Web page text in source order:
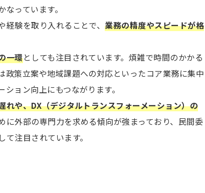
っています。
経験を取り入れることで、業務の精度やスピードが格
一環としても注目されています。煩雑で時間のかかる
政策立案や地域課題への対応といったコア業務に集中
ョン向上にもつながります。
れや、DX（デジタルトランスフォーメーション）の
に外部の専門力を求める傾向が強まっており、民間委
注目されています。